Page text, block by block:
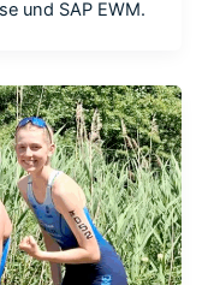
und SAP EWM.